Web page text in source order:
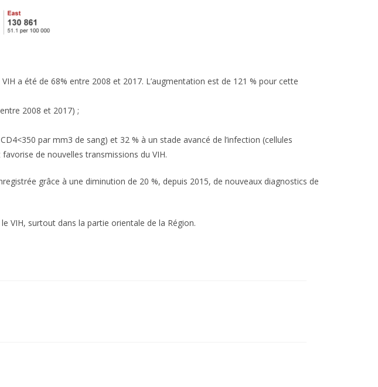
a été de 68% entre 2008 et 2017. L’augmentation est de 121 % pour cette
2008 et 2017) ;
par mm3 de sang) et 32 % à un stade avancé de l’infection (cellules
de nouvelles transmissions du VIH.
grâce à une diminution de 20 %, depuis 2015, de nouveaux diagnostics de
VIH, surtout dans la partie orientale de la Région.